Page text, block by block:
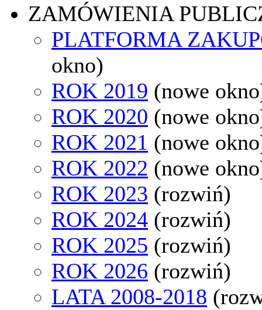
ZAMÓWIENIA
PLATFORMA
okno)
ROK 2019 (nowe
ROK 2020 (nowe
ROK 2021 (nowe
ROK 2022 (nowe
ROK 2023 (rozwiń)
ROK 2024 (rozwiń)
ROK 2025 (rozwiń)
ROK 2026 (rozwiń)
LATA 2008-2018